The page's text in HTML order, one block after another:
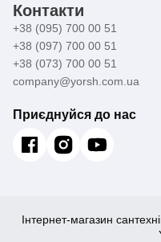
Контакти
+38 (095) 700 00 51
+38 (097) 700 00 51
+38 (073) 700 00 51
company@yorsh.com.ua
Приєднуйся до нас
Інтернет-магазин